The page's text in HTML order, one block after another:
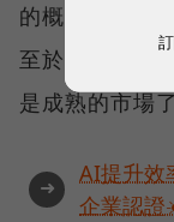
的概念，是所
至於開店一事
是成熟的市場了
➜
AI提升效
企業認證